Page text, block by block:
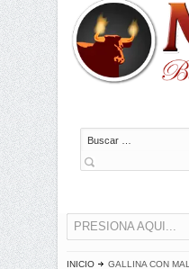
Buscar
PRESIONA AQUI...
INICIO GALLINA CON MAL